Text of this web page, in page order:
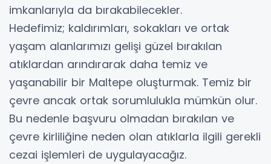
imkanlarıyla da bırakabilecekler.
Hedefimiz; kaldırımları, sokakları ve ortak
yaşam alanlarımızı gelişi güzel bırakılan
atıklardan arındırarak daha temiz ve
yaşanabilir bir Maltepe oluşturmak. Temiz bir
çevre ancak ortak sorumlulukla mümkün olur.
Bu nedenle başvuru olmadan bırakılan ve
çevre kirliliğine neden olan atıklarla ilgili gerekli
cezai işlemleri de uygulayacağız.